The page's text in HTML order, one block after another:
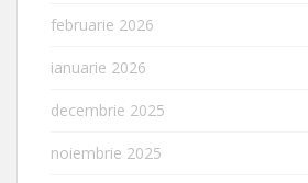
februarie 2026
ianuarie 2026
decembrie 2025
noiembrie 2025